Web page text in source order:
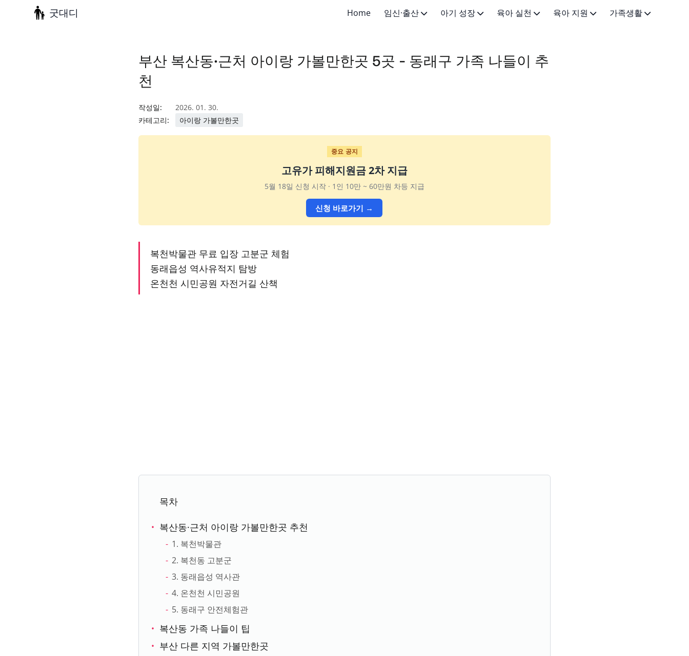
굿대디 Home 임신·출산
출산·산후
아기 성장
영아 (4-12개월)
육아 실천
육아법·교육
육아 지원
금융 지원
가족생활
부산 복산동·근처 아이랑 가볼만한곳 5곳 - 동래구 가족 나들이 추
천
작성일:
2026. 01. 30.
카테고리:
아이랑 가볼만한곳
중요 공지
고유가 피해지원금 2차 지급
5월 18일 신청 시작 · 1인 10만 ~ 60만원 차등 지급
신청 바로가기 →
복천박물관 무료 입장 고분군 체험
동래읍성 역사유적지 탐방
온천천 시민공원 자전거길 산책
목차
복산동·근처 아이랑 가볼만한곳 추천
1. 복천박물관
2. 복천동 고분군
3. 동래읍성 역사관
4. 온천천 시민공원
5. 동래구 안전체험관
복산동 가족 나들이 팁
부산 다른 지역 가볼만한곳